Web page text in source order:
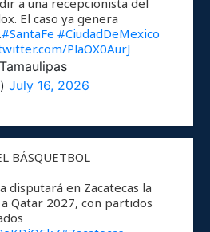
a una recepcionista del
El caso ya genera
#SantaFe #CiudadDeMexico
PlaOX0AurJ
July 16, 2026
BÁSQUETBOL
disputará en Zacatecas la
Qatar 2027, con partidos